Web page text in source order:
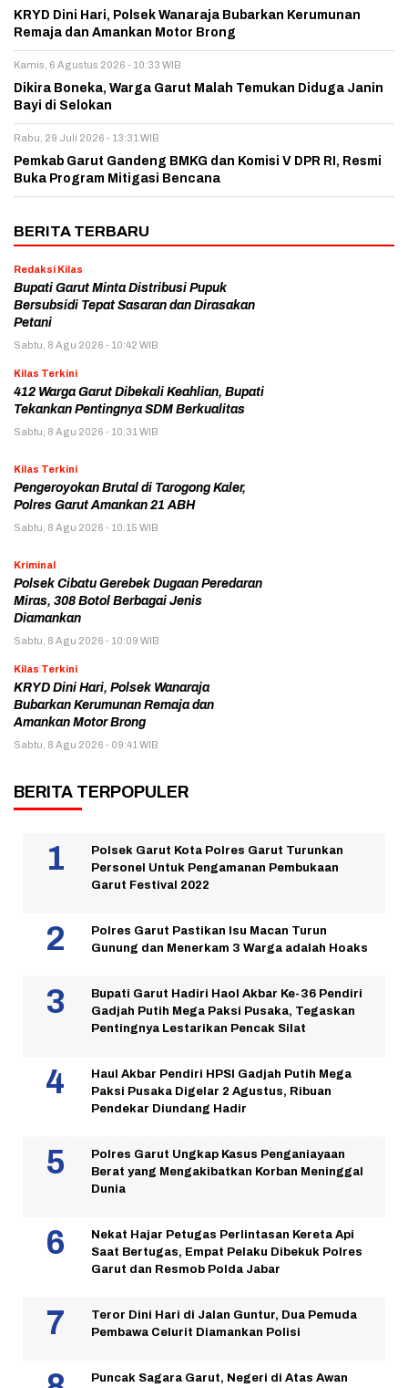
KRYD Dini Hari, Polsek Wanaraja Bubarkan Kerumunan
Remaja dan Amankan Motor Brong
Kamis, 6 Agustus 2026 - 10:33 WIB
Dikira Boneka, Warga Garut Malah Temukan Diduga Janin
Bayi di Selokan
Rabu, 29 Juli 2026 - 13:31 WIB
Pemkab Garut Gandeng BMKG dan Komisi V DPR RI, Resmi
Buka Program Mitigasi Bencana
BERITA TERBARU
Redaksi Kilas
Bupati Garut Minta Distribusi Pupuk
Bersubsidi Tepat Sasaran dan Dirasakan
Petani
Sabtu, 8 Agu 2026 - 10:42 WIB
Kilas Terkini
412 Warga Garut Dibekali Keahlian, Bupati
Tekankan Pentingnya SDM Berkualitas
Sabtu, 8 Agu 2026 - 10:31 WIB
Kilas Terkini
Pengeroyokan Brutal di Tarogong Kaler,
Polres Garut Amankan 21 ABH
Sabtu, 8 Agu 2026 - 10:15 WIB
Kriminal
Polsek Cibatu Gerebek Dugaan Peredaran
Miras, 308 Botol Berbagai Jenis
Diamankan
Sabtu, 8 Agu 2026 - 10:09 WIB
Kilas Terkini
KRYD Dini Hari, Polsek Wanaraja
Bubarkan Kerumunan Remaja dan
Amankan Motor Brong
Sabtu, 8 Agu 2026 - 09:41 WIB
BERITA TERPOPULER
Polsek Garut Kota Polres Garut Turunkan
Personel Untuk Pengamanan Pembukaan
Garut Festival 2022
Polres Garut Pastikan Isu Macan Turun
Gunung dan Menerkam 3 Warga adalah Hoaks
Bupati Garut Hadiri Haol Akbar Ke-36 Pendiri
Gadjah Putih Mega Paksi Pusaka, Tegaskan
Pentingnya Lestarikan Pencak Silat
Haul Akbar Pendiri HPSI Gadjah Putih Mega
Paksi Pusaka Digelar 2 Agustus, Ribuan
Pendekar Diundang Hadir
Polres Garut Ungkap Kasus Penganiayaan
Berat yang Mengakibatkan Korban Meninggal
Dunia
Nekat Hajar Petugas Perlintasan Kereta Api
Saat Bertugas, Empat Pelaku Dibekuk Polres
Garut dan Resmob Polda Jabar
Teror Dini Hari di Jalan Guntur, Dua Pemuda
Pembawa Celurit Diamankan Polisi
Puncak Sagara Garut, Negeri di Atas Awan